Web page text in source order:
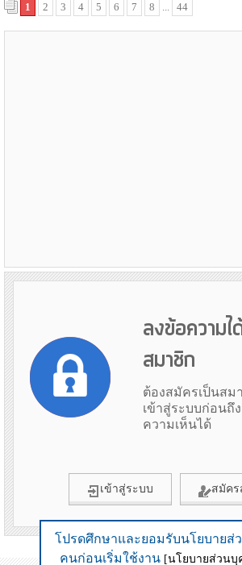
โปรดศึกษาและยอมรับนโยบายส่
คนก่อนเริ่มใช้งาน [นโยบายส่วนบุ
1 2 3 4 5 6 7 8 ... 44
ลงข้อความไ
สมาชิก
ต้องสมัครเป็นสม
เข้าสู่ระบบก่อนถึ
ความเห็นได้
เข้าสู่ระบบ สมัคร
ข้อมูลเมื่อ 2nd August 2026 00:21
โปรดศึกษาและยอมรับนโยบายส่
คนก่อนเริ่มใช้งาน [นโยบายส่วนบุ